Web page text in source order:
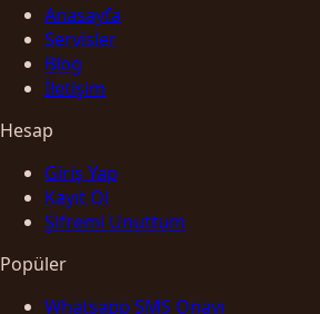
Anasayfa
Servisler
Blog
İletişim
Hesap
Giriş Yap
Kayıt Ol
Şifremi Unuttum
Popüler
Whatsapp SMS Onayı